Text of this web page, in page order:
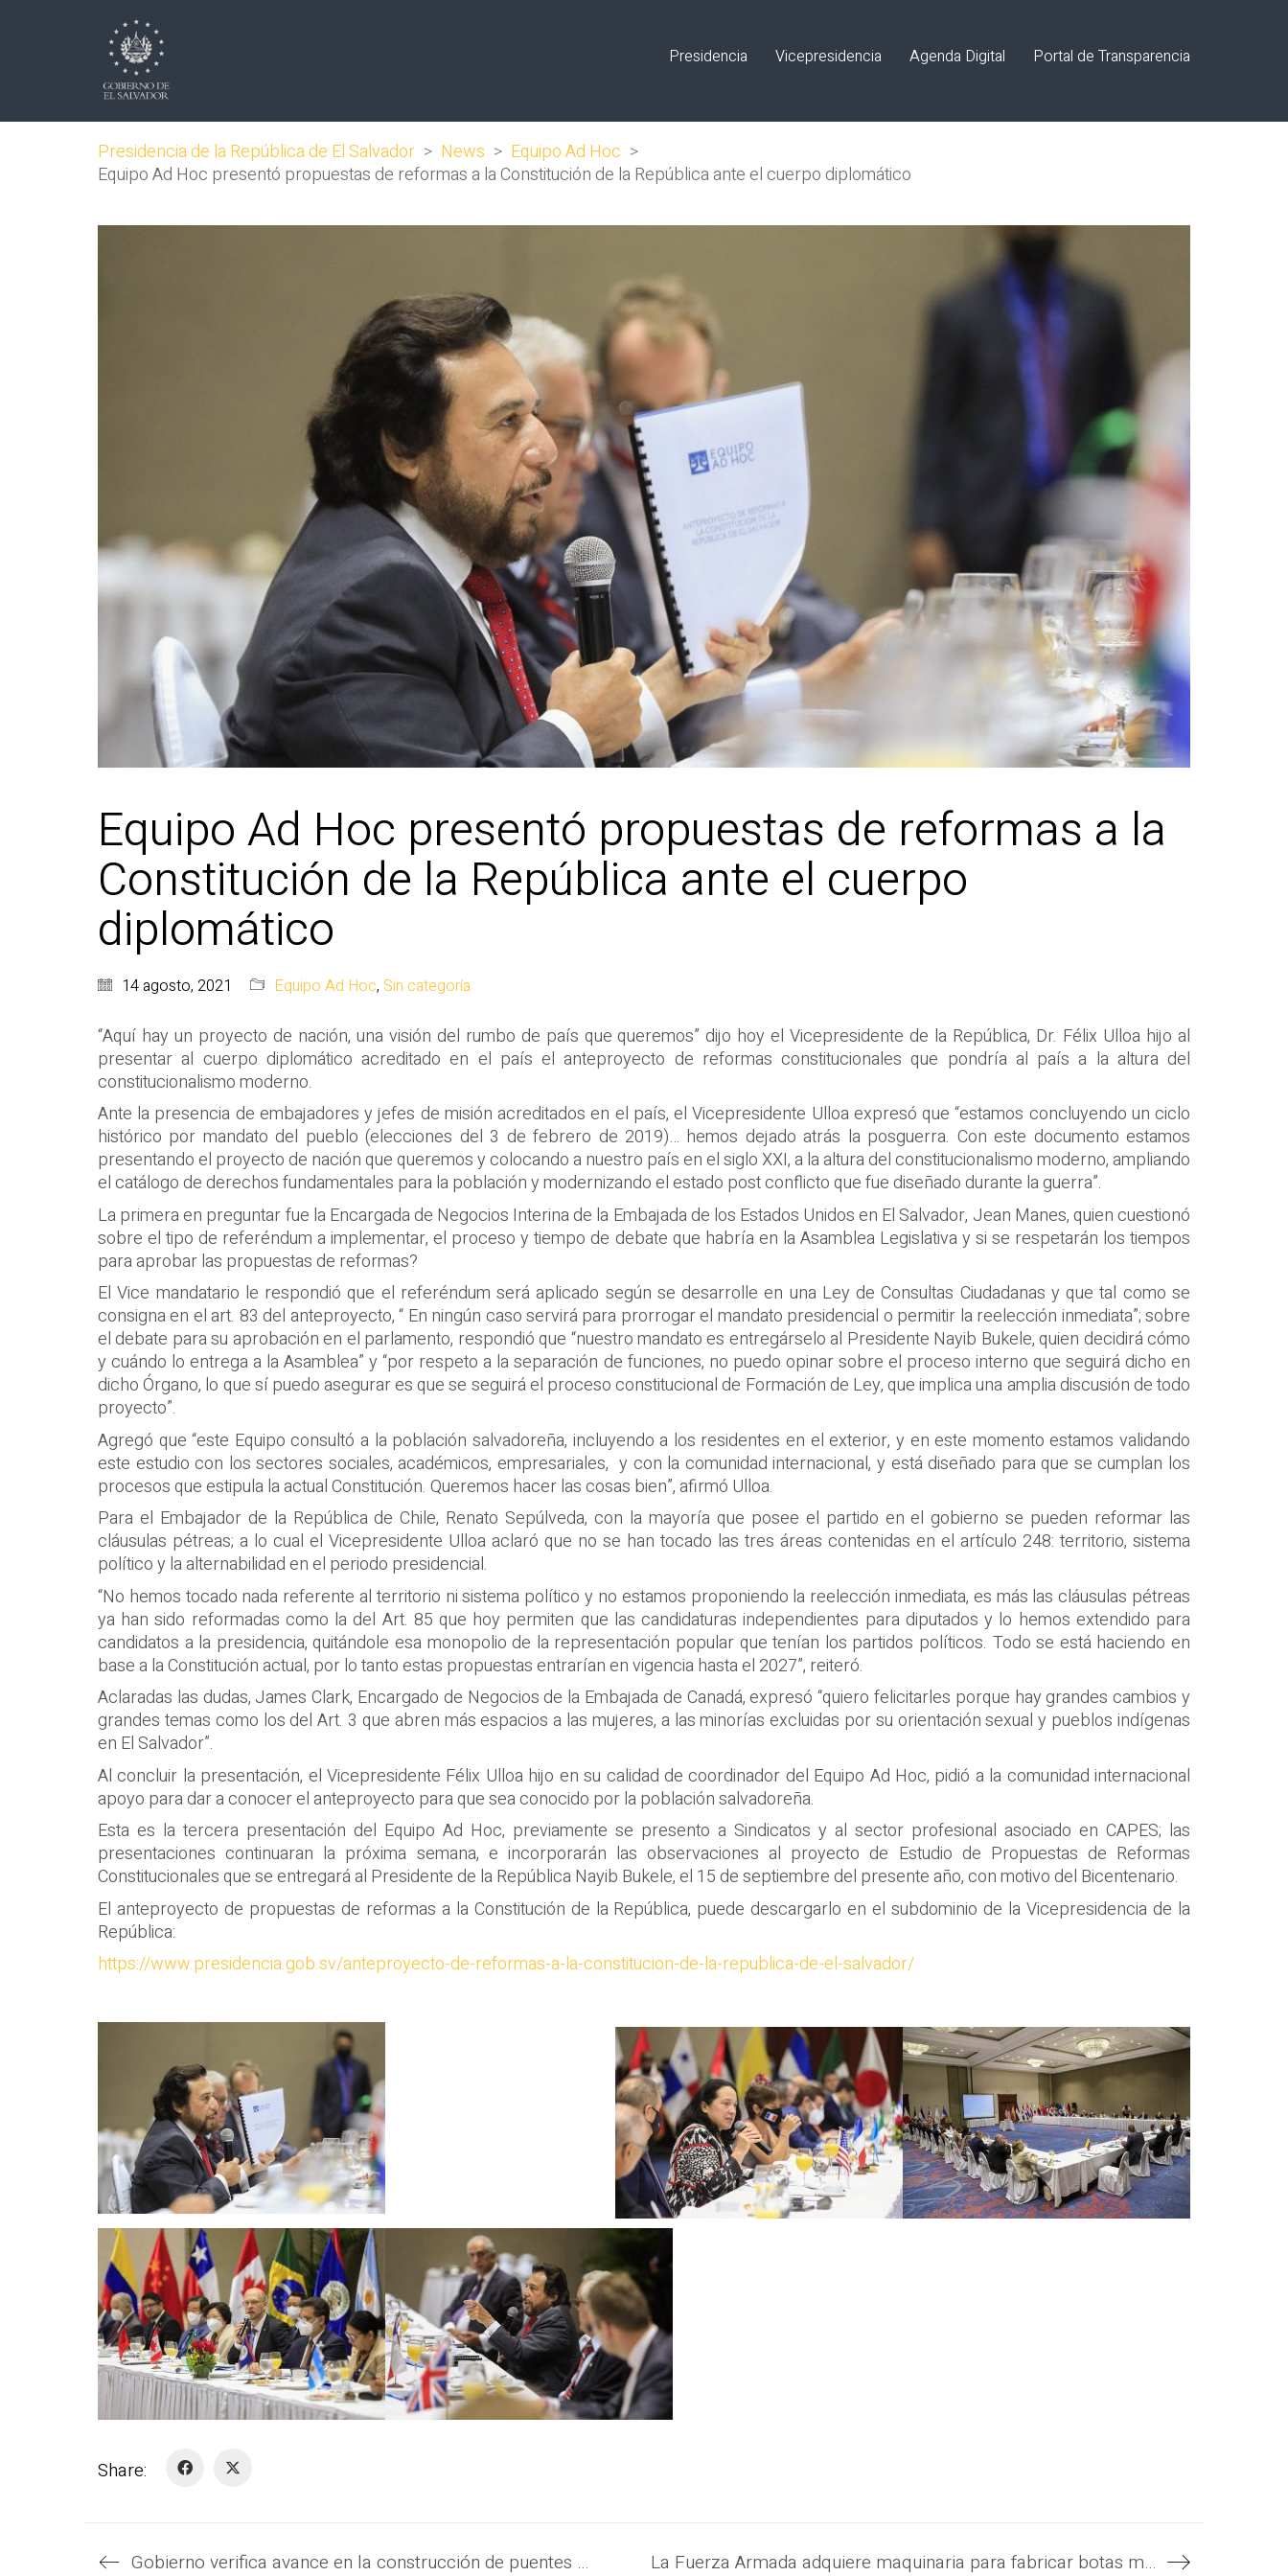
Presidencia Vicepresidencia Agenda Digital Portal de Transparencia
Presidencia de la República de El Salvador > News > Equipo Ad Hoc >
Equipo Ad Hoc presentó propuestas de reformas a la Constitución de la República ante el cuerpo diplomático
Equipo Ad Hoc presentó propuestas de reformas a la
Constitución de la República ante el cuerpo
diplomático
14 agosto, 2021 Equipo Ad Hoc, Sin categoría
“Aquí hay un proyecto de nación, una visión del rumbo de país que queremos” dijo hoy el Vicepresidente de la República, Dr. Félix Ulloa hijo al
presentar al cuerpo diplomático acreditado en el país el anteproyecto de reformas constitucionales que pondría al país a la altura del
constitucionalismo moderno.
Ante la presencia de embajadores y jefes de misión acreditados en el país, el Vicepresidente Ulloa expresó que “estamos concluyendo un ciclo
histórico por mandato del pueblo (elecciones del 3 de febrero de 2019)… hemos dejado atrás la posguerra. Con este documento estamos
presentando el proyecto de nación que queremos y colocando a nuestro país en el siglo XXI, a la altura del constitucionalismo moderno, ampliando
el catálogo de derechos fundamentales para la población y modernizando el estado post conflicto que fue diseñado durante la guerra”.
La primera en preguntar fue la Encargada de Negocios Interina de la Embajada de los Estados Unidos en El Salvador, Jean Manes, quien cuestionó
sobre el tipo de referéndum a implementar, el proceso y tiempo de debate que habría en la Asamblea Legislativa y si se respetarán los tiempos
para aprobar las propuestas de reformas?
El Vice mandatario le respondió que el referéndum será aplicado según se desarrolle en una Ley de Consultas Ciudadanas y que tal como se
consigna en el art. 83 del anteproyecto, “ En ningún caso servirá para prorrogar el mandato presidencial o permitir la reelección inmediata”; sobre
el debate para su aprobación en el parlamento, respondió que “nuestro mandato es entregárselo al Presidente Nayib Bukele, quien decidirá cómo
y cuándo lo entrega a la Asamblea” y “por respeto a la separación de funciones, no puedo opinar sobre el proceso interno que seguirá dicho en
dicho Órgano, lo que sí puedo asegurar es que se seguirá el proceso constitucional de Formación de Ley, que implica una amplia discusión de todo
proyecto”.
Agregó que “este Equipo consultó a la población salvadoreña, incluyendo a los residentes en el exterior, y en este momento estamos validando
este estudio con los sectores sociales, académicos, empresariales, y con la comunidad internacional, y está diseñado para que se cumplan los
procesos que estipula la actual Constitución. Queremos hacer las cosas bien”, afirmó Ulloa.
Para el Embajador de la República de Chile, Renato Sepúlveda, con la mayoría que posee el partido en el gobierno se pueden reformar las
cláusulas pétreas; a lo cual el Vicepresidente Ulloa aclaró que no se han tocado las tres áreas contenidas en el artículo 248: territorio, sistema
político y la alternabilidad en el periodo presidencial.
“No hemos tocado nada referente al territorio ni sistema político y no estamos proponiendo la reelección inmediata, es más las cláusulas pétreas
ya han sido reformadas como la del Art. 85 que hoy permiten que las candidaturas independientes para diputados y lo hemos extendido para
candidatos a la presidencia, quitándole esa monopolio de la representación popular que tenían los partidos políticos. Todo se está haciendo en
base a la Constitución actual, por lo tanto estas propuestas entrarían en vigencia hasta el 2027”, reiteró.
Aclaradas las dudas, James Clark, Encargado de Negocios de la Embajada de Canadá, expresó “quiero felicitarles porque hay grandes cambios y
grandes temas como los del Art. 3 que abren más espacios a las mujeres, a las minorías excluidas por su orientación sexual y pueblos indígenas
en El Salvador”.
Al concluir la presentación, el Vicepresidente Félix Ulloa hijo en su calidad de coordinador del Equipo Ad Hoc, pidió a la comunidad internacional
apoyo para dar a conocer el anteproyecto para que sea conocido por la población salvadoreña.
Esta es la tercera presentación del Equipo Ad Hoc, previamente se presento a Sindicatos y al sector profesional asociado en CAPES; las
presentaciones continuaran la próxima semana, e incorporarán las observaciones al proyecto de Estudio de Propuestas de Reformas
Constitucionales que se entregará al Presidente de la República Nayib Bukele, el 15 de septiembre del presente año, con motivo del Bicentenario.
El anteproyecto de propuestas de reformas a la Constitución de la República, puede descargarlo en el subdominio de la Vicepresidencia de la
República:
https://www.presidencia.gob.sv/anteproyecto-de-reformas-a-la-constitucion-de-la-republica-de-el-salvador/
Share:
Gobierno verifica avance en la construcción de puentes complementarios del Periférico Gerardo Barrios La Fuerza Armada adquiere maquinaria para fabricar botas militares, una apuesta para dignificar la carrera militar